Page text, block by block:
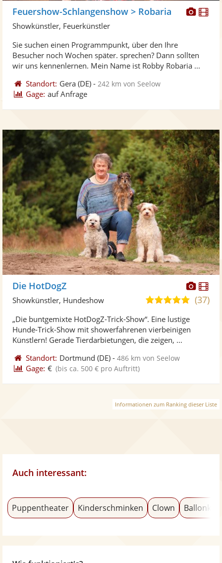
Feuershow-Schlangenshow > Robaria
Showkünstler, Feuerkünstler
Sie suchen einen Programmpunkt, über den Ihre
Besucher noch Wochen später. sprechen? Dann sollten
wir uns kennenlernen. Mein Name ist Robby Robaria ...
Standort: Gera (DE) - 242 km von Seelow
Gage: auf Anfrage
Die HotDogZ
4,9
5
(37)
Showkünstler, Hundeshow
„Die buntgemixte HotDogZ-Trick-Show“. Eine lustige
Hunde-Trick-Show mit showerfahrenen vierbeinigen
Künstlern! Gerade Tierdarbietungen, die zeigen, ...
Standort: Dortmund (DE) -486 km von Seelow
Gage: € (bis ca. 500 € pro Auftritt)
Informationen zum Ranking dieser Liste
Auch interessant:
Puppentheater Kinderschminken Clown